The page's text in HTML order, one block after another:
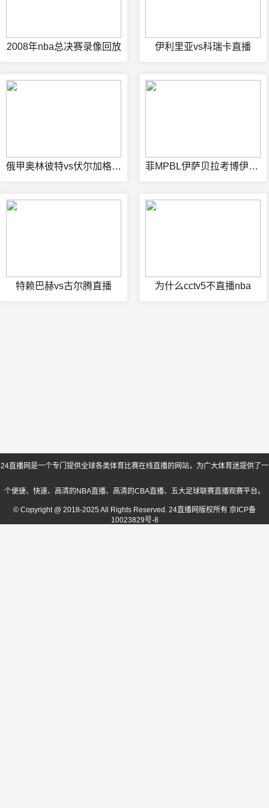
2008年nba总决赛录像回放 伊利里亚vs科瑞卡直播
俄甲奥林彼特vs伏尔加格勒在线观看 菲MPBL伊萨贝拉考博伊斯vs民都洛水牛在线观看
特赖巴赫vs古尔腾直播 为什么cctv5不直播nba
24直播网是一个专门提供全球各类体育比赛在线直播的网站，为广大体育迷提供了一
个便捷、快速、高清的NBA直播、高清的CBA直播、五大足球联赛直播观赛平台。
© Copyright @ 2018-2025 All Rights Reserved. 24直播网版权所有 京ICP备
10023829号-8